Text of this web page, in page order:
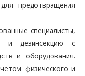
предотвращения
специалисты,
и дезинсекцию с
и оборудования.
физического и